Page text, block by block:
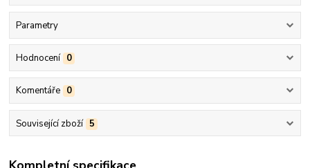
Parametry
Hodnocení 0
Komentáře 0
Související zboží 5